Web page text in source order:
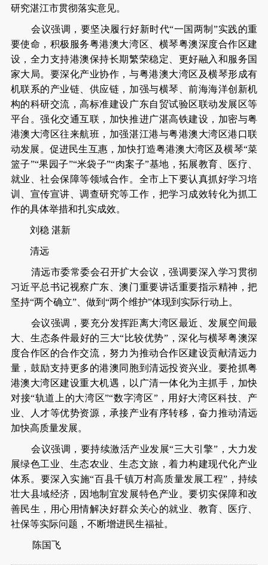
研究湛江市贯彻落实意见。
会议强调，要坚决履行好新时代“一国两制”实践的重
要使命，积极服务粤港澳大湾区、横琴粤澳深度合作区建
设，全力支持港澳保持长期繁荣稳定、更好融入和服务国
家大局。要深化产业协作，与粤港澳大湾区及横琴形成有
机联系的产业链、供应链，加强与横琴、前海海洋创新机
构的科研交流，高标准建设广东自贸试验区联动发展区等
平台。强化交通互联，加快推进广湛高铁建设，加密与粤
港澳大湾区往来航班，加强湛江港与粤港澳大湾区港口联
动发展。促进民生互惠，加快打造粤港澳大湾区及横琴“菜
篮子”“果园子”“米袋子”“肉案子”基地，拓展教育、医疗、
就业、社会保障等领域合作。全市上下要认真抓好学习培
训、宣传宣讲、调查研究等工作，把学习成效转化为抓工
作的具体举措和扎实成效。
刘稳 湛新
清远
清远市委常委会召开扩大会议，强调要深入学习贯彻
习近平总书记视察广东、澳门重要讲话重要指示精神，把
坚持“两个确立”、做到“两个维护”体现到实际行动上。
会议强调，要充分发挥距离大湾区最近、发展空间最
大、生态条件最好的三大“比较优势”，深化与横琴粤澳深
度合作区的合作交流，努力为推动合作区建设贡献清远力
量，鼓励支持更多的港澳同胞到清远投资兴业。要抢抓粤
港澳大湾区建设重大机遇，以广清一体化为主抓手，加快
对接“轨道上的大湾区”“数字湾区”，用好大湾区科技、产
业、人才等优势资源，承接产业有序转移，奋力推动清远
加快高质量发展。
会议强调，要持续激活产业发展“三大引擎”，大力发
展绿色工业、生态农业、生态文旅，着力构建现代化产业
体系。要深入实施“百县千镇万村高质量发展工程”，持续
壮大县域经济，因地制宜发展特色产业。要切实保障和改
善民生，用心用情解决好群众关心的就业、教育、医疗、
社保等实际问题，不断增进民生福祉。
陈国飞